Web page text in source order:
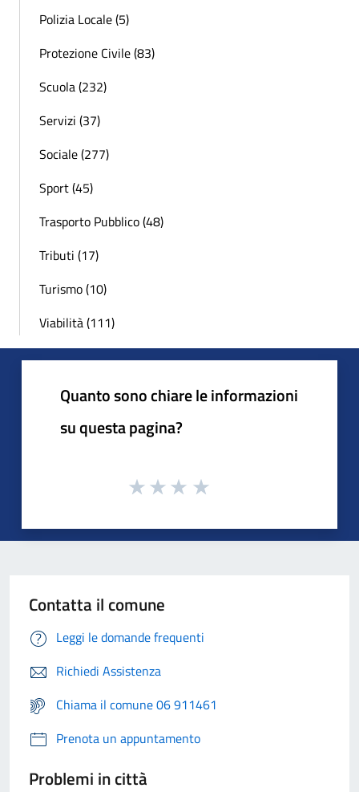
Polizia Locale (5)
Protezione Civile (83)
Scuola (232)
Servizi (37)
Sociale (277)
Sport (45)
Trasporto Pubblico (48)
Tributi (17)
Turismo (10)
Viabilità (111)
Quanto sono chiare le informazioni
su questa pagina?
Contatta il comune
Leggi le domande frequenti
Richiedi Assistenza
Chiama il comune 06 911461
Prenota un appuntamento
Problemi in città